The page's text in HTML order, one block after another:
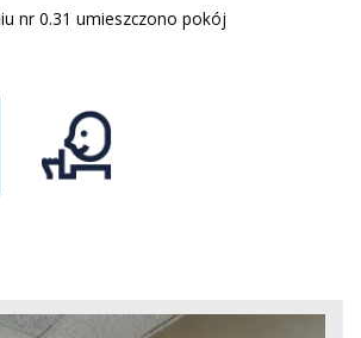
nr 0.31 umieszczono pokój